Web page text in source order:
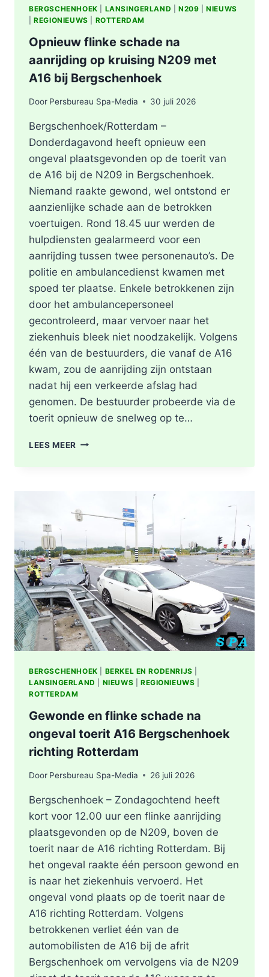
BERGSCHENHOEK LANSINGERLAND |N209 |NIEUWS
|REGIONIEUWS ROTTERDAM
Opnieuw flinke schade na
aanrijding op kruising N209 met
A16 bij Bergschenhoek
Door Persbureau Spa-Media 30 juli 2026
Bergschenhoek/Rotterdam –
Donderdagavond heeft opnieuw een
ongeval plaatsgevonden op de toerit van
de A16 bij de N209 in Bergschenhoek.
Niemand raakte gewond, wel ontstond er
aanzienlijke schade aan de betrokken
voertuigen. Rond 18.45 uur werden de
hulpdiensten gealarmeerd voor een
aanrijding tussen twee personenauto’s. De
politie en ambulancedienst kwamen met
spoed ter plaatse. Enkele betrokkenen zijn
door het ambulancepersoneel
gecontroleerd, maar vervoer naar het
ziekenhuis bleek niet noodzakelijk. Volgens
één van de bestuurders, die vanaf de A16
kwam, zou de aanrijding zijn ontstaan
nadat hij een verkeerde afslag had
genomen. De bestuurder probeerde via de
toerit opnieuw de snelweg op te…
LEES MEER OPNIEUW
KRUISING
A16
BIJ
BERGSCHENHOEK
BERGSCHENHOEK BERKEL EN RODENRIJS
LANSINGERLAND
NIEUWS REGIONIEUWS
ROTTERDAM
Gewonde en flinke schade na
ongeval toerit A16 Bergschenhoek
richting Rotterdam
Door Persbureau Spa-Media 26 juli 2026
Bergschenhoek – Zondagochtend heeft
kort voor 12.00 uur een flinke aanrijding
plaatsgevonden op de N209, boven de
toerit naar de A16 richting Rotterdam. Bij
het ongeval raakte één persoon gewond en
is naar het ziekenhuis vervoerd. Het
ongeval vond plaats op de toerit naar de
A16 richting Rotterdam. Volgens
betrokkenen verliet één van de
automobilisten de A16 bij de afrit
Bergschenhoek om vervolgens via de N209